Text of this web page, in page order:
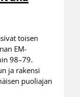
toisen
EM-
98–79.
ja rakensi
puoliajan